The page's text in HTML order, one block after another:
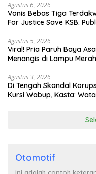
Agustus 6, 2026
Vonis Bebas Tiga
For Justice Save KSB:
Agustus 5, 2026
Viral! Pria Paruh Baya
Menangis di Lampu
Agustus 3, 2026
Di Tengah Skandal
Kursi Wabup, Kasta:
Otomotif